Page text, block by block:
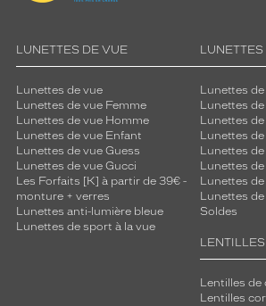
LUNETTES DE VUE
Lunettes de vue
Lunettes de vue Femme
Lunettes de vue Homme
Lunettes de vue Enfant
Lunettes de vue Guess
Lunettes de vue Gucci
Les Forfaits [K] à partir de 39€ -
monture + verres
Lunettes anti-lumière bleue
Lunettes de sport à la vue
Lunettes de
Lunettes
Lunettes
Lunettes
Lunettes
Lunettes
Lunettes
Lunettes
Soldes
LENTILLES
Lentilles de
Lentilles